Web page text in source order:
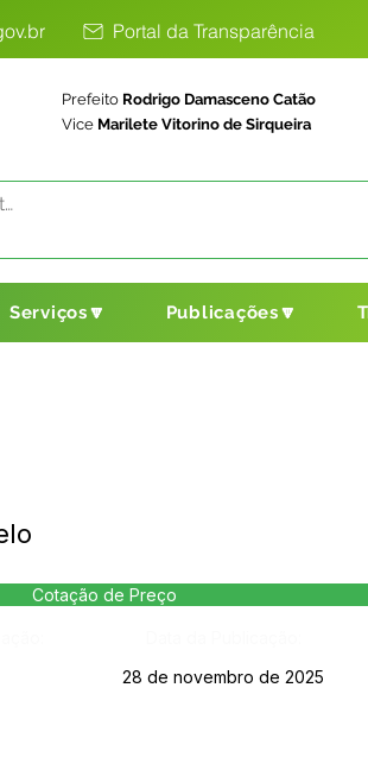
Portal da Transparência
Prefeito Rodrigo Damasceno Catão
Vice Marilete Vitorino de Sirqueira
Serviços🔽 Publicações🔽
Cotação de Preço
28 de novembro de 2025